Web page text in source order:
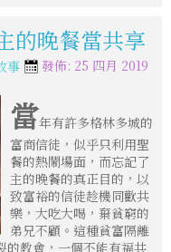
的晚餐當共享
事
發佈: 25 四月 2019
當年有許多格林多城的
富商信徒，似乎只利用聖
餐的熱鬧場面，而忘記了
主的晚餐的真正目的，以
致富裕的信徒趁機同歡共
樂，大吃大喝，棄貧窮的
弟兄不顧。這種貧富隔離
的教會，一個不能有福共